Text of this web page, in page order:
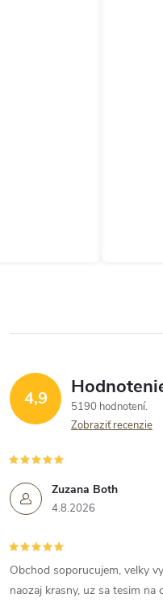
4,9
5190 hodnotení
Zobraziť recenzie
Zuzana Both
4.8.2026
Obchod soporucujem, velky
naozaj krasny, uz sa tesim na